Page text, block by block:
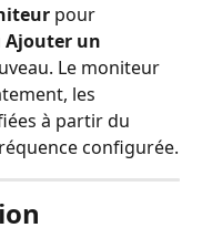
pour
Ajouter un
Le moniteur
les
à partir du
configurée.